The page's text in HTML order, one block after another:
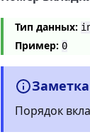
Тип данных:
Пример: 0
Заметка
Порядок